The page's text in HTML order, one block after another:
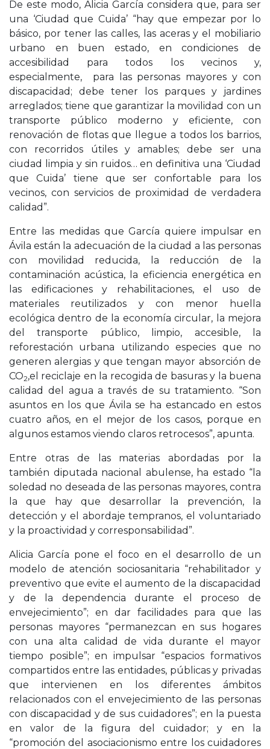
De este modo, Alicia García considera que, para ser
una ‘Ciudad que Cuida’ “hay que empezar por lo
básico, por tener las calles, las aceras y el mobiliario
urbano en buen estado, en condiciones de
accesibilidad para todos los vecinos y,
especialmente, para las personas mayores y con
discapacidad; debe tener los parques y jardines
arreglados; tiene que garantizar la movilidad con un
transporte público moderno y eficiente, con
renovación de flotas que llegue a todos los barrios,
con recorridos útiles y amables; debe ser una
ciudad limpia y sin ruidos… en definitiva una ‘Ciudad
que Cuida’ tiene que ser confortable para los
vecinos, con servicios de proximidad de verdadera
calidad”.
Entre las medidas que García quiere impulsar en
Ávila están la adecuación de la ciudad a las personas
con movilidad reducida, la reducción de la
contaminación acústica, la eficiencia energética en
las edificaciones y rehabilitaciones, el uso de
materiales reutilizados y con menor huella
ecológica dentro de la economía circular, la mejora
del transporte público, limpio, accesible, la
reforestación urbana utilizando especies que no
generen alergias y que tengan mayor absorción de
CO2,el reciclaje en la recogida de basuras y la buena
calidad del agua a través de su tratamiento. “Son
asuntos en los que Ávila se ha estancado en estos
cuatro años, en el mejor de los casos, porque en
algunos estamos viendo claros retrocesos”, apunta.
Entre otras de las materias abordadas por la
también diputada nacional abulense, ha estado “la
soledad no deseada de las personas mayores, contra
la que hay que desarrollar la prevención, la
detección y el abordaje tempranos, el voluntariado
y la proactividad y corresponsabilidad”.
Alicia García pone el foco en el desarrollo de un
modelo de atención sociosanitaria “rehabilitador y
preventivo que evite el aumento de la discapacidad
y de la dependencia durante el proceso de
envejecimiento”; en dar facilidades para que las
personas mayores “permanezcan en sus hogares
con una alta calidad de vida durante el mayor
tiempo posible”; en impulsar “espacios formativos
compartidos entre las entidades, públicas y privadas
que intervienen en los diferentes ámbitos
relacionados con el envejecimiento de las personas
con discapacidad y de sus cuidadores”; en la puesta
en valor de la figura del cuidador; y en la
“promoción del asociacionismo entre los cuidadores